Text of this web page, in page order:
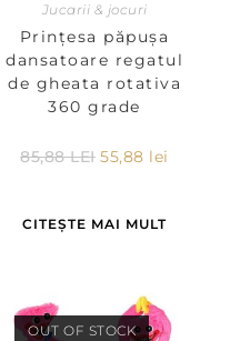
Jucarii & jocuri
Prințesa păpușa
dansatoare regatul
de gheata rotativa
360 grade
85,88LEI 55,88 lei
CITEȘTE MAI MULT
OUT OF STOCK